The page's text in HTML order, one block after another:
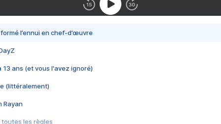
l’ennui en chef-d’œuvre
13 ans (et vous l'avez ignoré)
(littéralement)
Rayan
toutes les règles